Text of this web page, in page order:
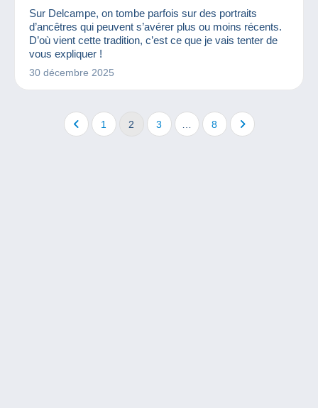
Sur Delcampe, on tombe parfois sur des portraits
d’ancêtres qui peuvent s’avérer plus ou moins récents.
D’où vient cette tradition, c’est ce que je vais tenter de
vous expliquer !
30 décembre 2025
1 2 3 8